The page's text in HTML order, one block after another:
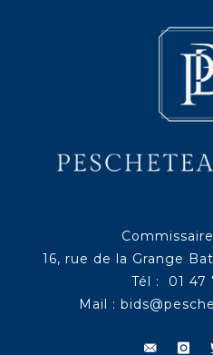
16, rue de la Grange
Tél : 01 47
Mail :